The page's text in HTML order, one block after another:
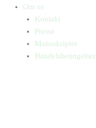
Om os
Kontakt
Presse
Manuskripter
Handelsbetingelser